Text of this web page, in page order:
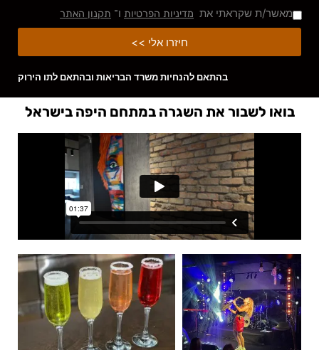
מאשר/ת שקראתי את מדיניות הפרטיות ו־ תקנון האתר
חיזרו אלי >>
בהתאם להנחיות משרד הבריאות ובהתאם לתו הירוק
בואו לשבור את השגרה במתחם היפה בישראל